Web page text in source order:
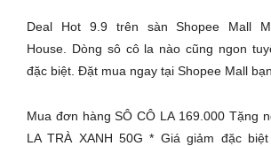
Deal Hot 9.9 trên sàn Shopee Mall
House. Dòng sô cô la nào cũng ngon
đặc biệt. Đặt mua ngay tại Shopee Mall
Mua đơn hàng SÔ CÔ LA 169.000 Tặng
LA TRÀ XANH 50G * Giá giảm đặc